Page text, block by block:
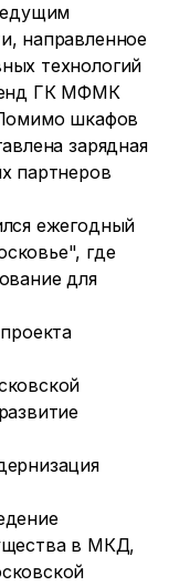
направленное
технологий
ГК МФМК
шкафов
зарядная
партнеров
ежегодный
где
для
в МКД,